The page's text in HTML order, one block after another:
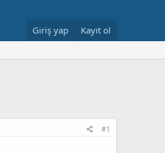
Giriş yap Kayıt ol
#1